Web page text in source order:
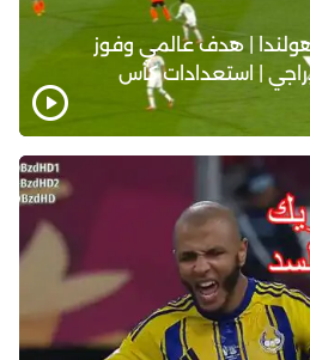
| هدف عالمي وفوز
| استعدادات كأس